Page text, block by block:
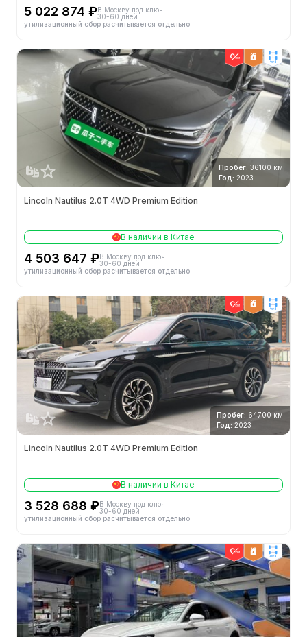
5 022 874 ₽В Москву под ключ
30-60 дней
утилизационный сбор расчитывается отдельно
4wd
Пробег: 36100 км
Год: 2023
Lincoln Nautilus 2.0T 4WD Premium Edition
В наличии в Китае
4 503 647 ₽В Москву под ключ
30-60 дней
утилизационный сбор расчитывается отдельно
4wd
Пробег: 64700 км
Год: 2023
Lincoln Nautilus 2.0T 4WD Premium Edition
В наличии в Китае
3 528 688 ₽В Москву под ключ
30-60 дней
утилизационный сбор расчитывается отдельно
4wd